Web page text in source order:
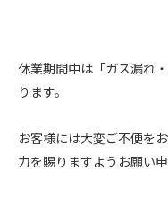
休業期間中は「ガス漏れ
ります。
お客様には大変ご不便を
力を賜りますようお願い申